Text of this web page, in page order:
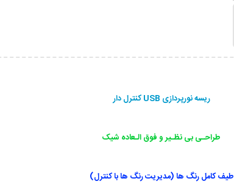
ریسه نورپردازی USB کنترل دار
طراحـی بی نظـیر و فوق الـعاده شیک
طیف کامل رنگ ها (مدیریت رنگ ها با کنترل)